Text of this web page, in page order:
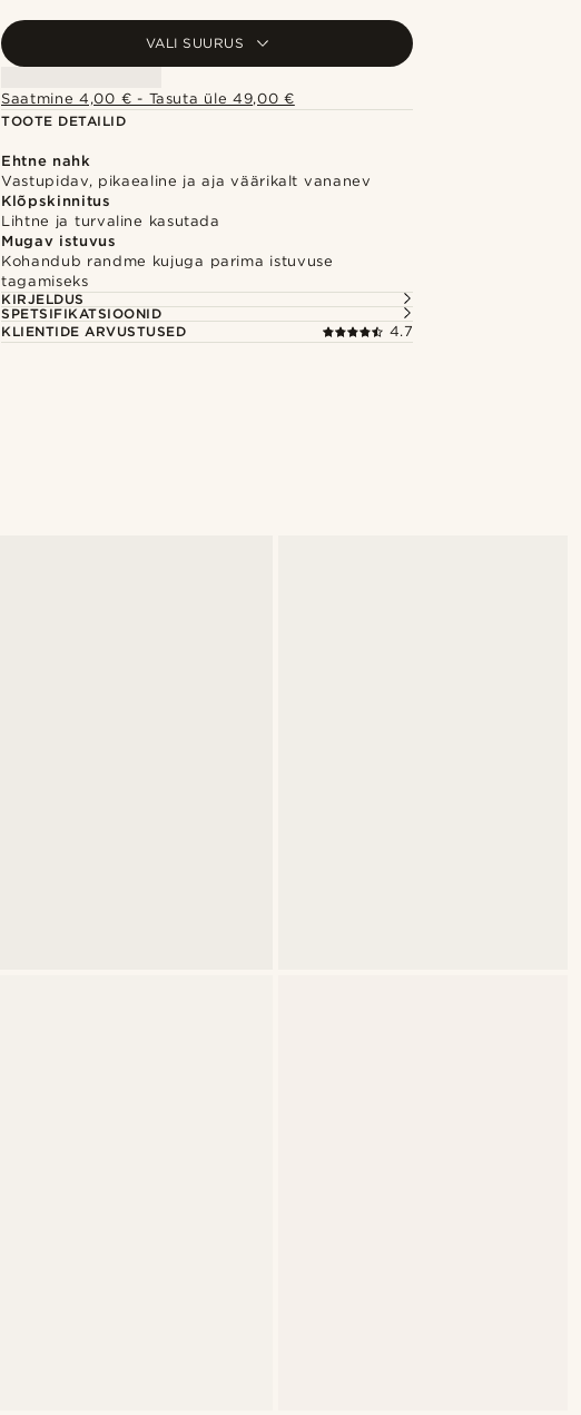
VALI SUURUS
Saatmine 4,00 € - Tasuta üle 49,00 €
TOOTE DETAILID
Ehtne nahk
Vastupidav, pikaealine ja aja väärikalt vananev
Klõpskinnitus
Lihtne ja turvaline kasutada
Mugav istuvus
Kohandub randme kujuga parima istuvuse
tagamiseks
KIRJELDUS
SPETSIFIKATSIOONID
KLIENTIDE ARVUSTUSED
4.7